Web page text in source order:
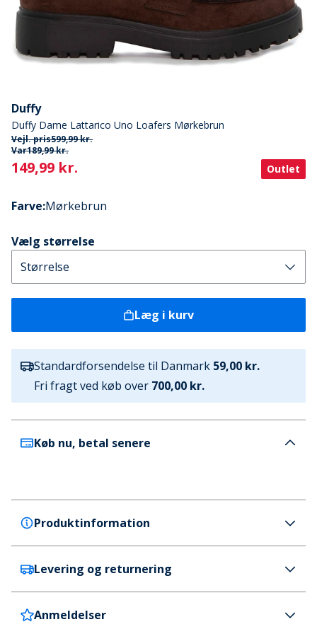
Duffy
Duffy Dame Lattarico Uno Loafers Mørkebrun
Vejl. pris599,99 kr.
Var189,99 kr.
Current
149,99 kr. Outlet
Farve:Mørkebrun
Vælg størrelse
Læg i kurv
Standardforsendelse til Danmark 59,00 kr.
Fri fragt ved køb over 700,00 kr.
Køb nu, betal senere
Produktinformation
Duffy
Duffy Dame Lattarico Uno Loafers Mørkebrun
Farve
Mørkebrun
Levering og returnering
Danmark
59 kr. (700 kr.+ GRATIS)
Anmeldelser